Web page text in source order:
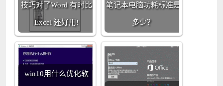
技巧对了Word 有时比
Excel 还好用!
笔记本电脑功耗标准是
多少？
win10用什么优化软